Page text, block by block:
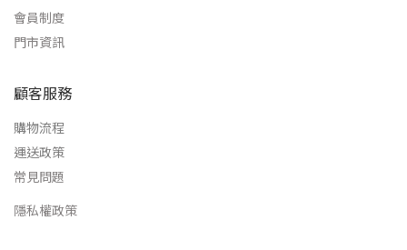
會員制度
門市資訊
顧客服務
購物流程
運送政策
常見問題
隱私權政策